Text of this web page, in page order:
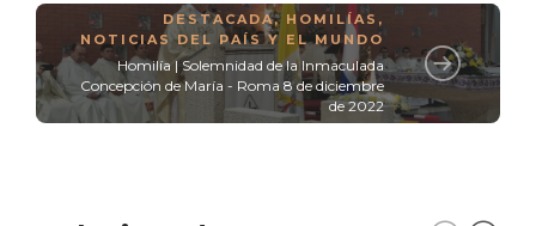
DESTACADA, HOMILÍAS ,
NOTICIAS DEL PAÍS Y EL MUNDO
Homilía | Solemnidad de la Inmaculada
Concepción de María - Roma 8 de diciembre
de 2022